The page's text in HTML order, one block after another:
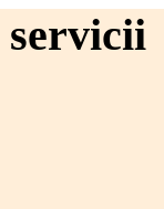
servicii